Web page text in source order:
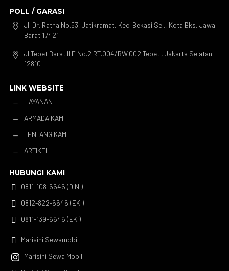
POLL / GARASI

Jl. Dr. Ratna No.53, Jatikramat, Kec. Bekasi Sel., Kota Bks, Jawa
Barat 17421

Jl.Tebet Barat II E No.2 RT.004/RW.002 Tebet , Jakarta Selatan
12810
LINK WEBSITE
K
LAYANAN
K ARMADA KAMI
K TENTANG KAMI
K ARTIKEL
HUBUNGI KAMI

0811-108-6646 (DINI)

0812-822-6646 (EKI)

0811-139-6646 (EKI)
 Marisini Sewamobil

Marisini Sewa Mobil